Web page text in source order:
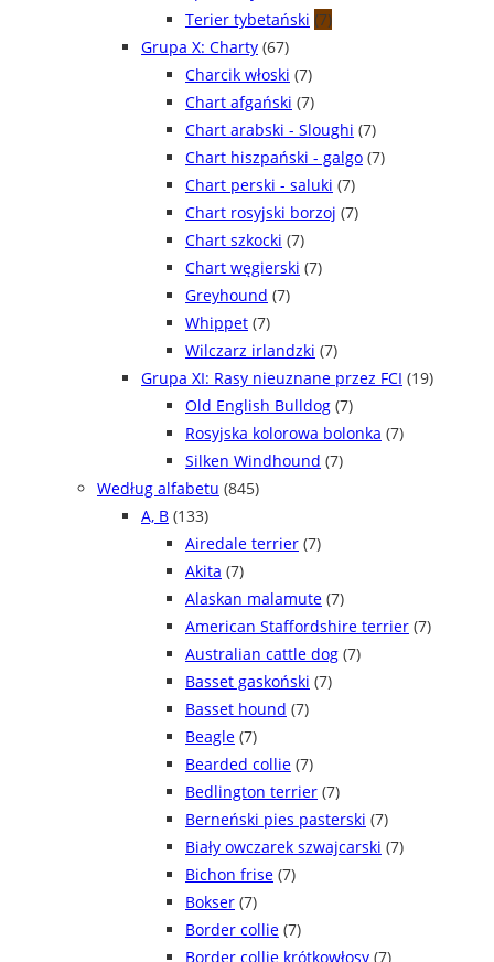
Terier tybetański (7)
Grupa X: Charty (67)
Charcik włoski (7)
Chart afgański (7)
Chart arabski - Sloughi (7)
Chart hiszpański - galgo (7)
Chart perski - saluki (7)
Chart rosyjski borzoj (7)
Chart szkocki (7)
Chart węgierski (7)
Greyhound (7)
Whippet (7)
Wilczarz irlandzki (7)
Grupa XI: Rasy nieuznane przez FCI (19)
Old English Bulldog (7)
Rosyjska kolorowa bolonka (7)
Silken Windhound (7)
Według alfabetu (845)
A, B (133)
Airedale terrier (7)
Akita (7)
Alaskan malamute (7)
American Staffordshire terrier (7)
Australian cattle dog (7)
Basset gaskoński (7)
Basset hound (7)
Beagle (7)
Bearded collie (7)
Bedlington terrier (7)
Berneński pies pasterski (7)
Biały owczarek szwajcarski (7)
Bichon frise (7)
Bokser (7)
Border collie (7)
Border collie krótkowłosy (7)